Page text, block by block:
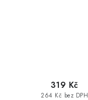
264 Kč bez DPH
319 Kč